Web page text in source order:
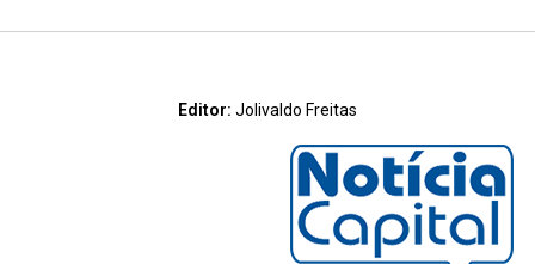
Editor: Jolivaldo Freitas